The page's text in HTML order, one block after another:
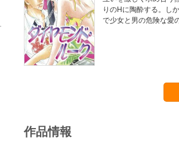
りのHに陶酔する。し
で少女と男の危険な愛
作品情報